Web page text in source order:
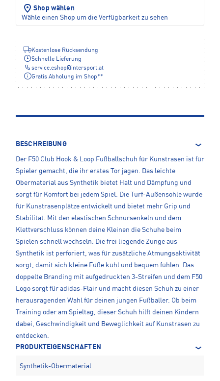
Shop wählen
Wähle einen Shop um die Verfügbarkeit zu sehen
Kostenlose Rücksendung
Schnelle Lieferung
service.eshop@intersport.at
Gratis Abholung im Shop**
BESCHREIBUNG
Der F50 Club Hook & Loop Fußballschuh für Kunstrasen ist für
Spieler gemacht, die ihr erstes Tor jagen. Das leichte
Obermaterial aus Synthetik bietet Halt und Dämpfung und
sorgt für Komfort bei jedem Spiel. Die Turf-Außensohle wurde
für Kunstrasenplätze entwickelt und bietet mehr Grip und
Stabilität. Mit den elastischen Schnürsenkeln und dem
Klettverschluss können deine Kleinen die Schuhe beim
Spielen schnell wechseln. Die frei liegende Zunge aus
Synthetik ist perforiert, was für zusätzliche Atmungsaktivität
sorgt, damit sich kleine Füße kühl und bequem fühlen. Das
doppelte Branding mit aufgedruckten 3-Streifen und dem F50
Logo sorgt für adidas-Flair und macht diesen Schuh zu einer
herausragenden Wahl für deinen jungen Fußballer. Ob beim
Training oder am Spieltag, dieser Schuh hilft deinen Kindern
dabei, Geschwindigkeit und Beweglichkeit auf Kunstrasen zu
entdecken.
PRODUKTEIGENSCHAFTEN
Synthetik-Obermaterial